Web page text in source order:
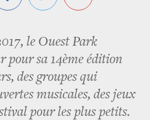
le Ouest Park
pour sa 14ème édition
des groupes qui
musicales, des jeux
pour les plus petits.